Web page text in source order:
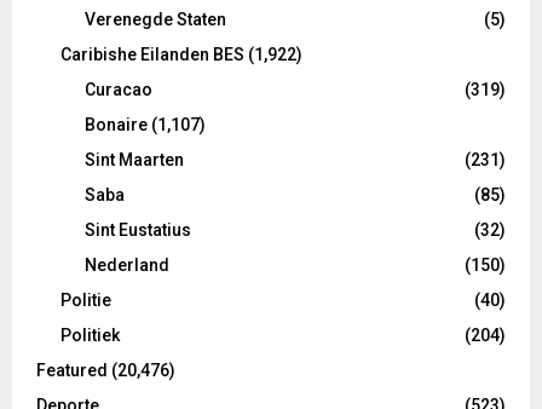
Verenegde Staten
(5)
Caribishe Eilanden BES (1,922)
Curacao
(319)
Bonaire (1,107)
Sint Maarten
(231)
Saba
(85)
Sint Eustatius
(32)
Nederland
(150)
Politie
(40)
Politiek
(204)
Featured (20,476)
Deporte
(523)